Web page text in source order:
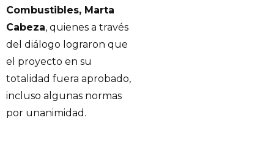
Combustibles, Marta
Cabeza, quienes a través
del diálogo lograron que
el proyecto en su
totalidad fuera aprobado,
incluso algunas normas
por unanimidad.